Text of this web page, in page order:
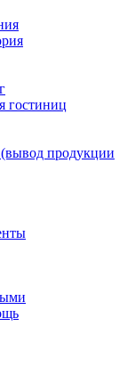
гостиниц
продукции